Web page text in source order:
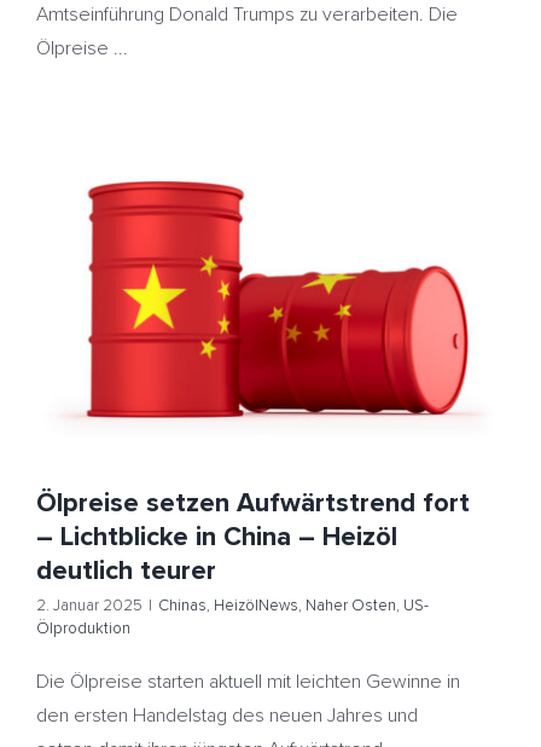
Amtseinführung Donald Trumps zu verarbeiten. Die
Ölpreise ...
Ölpreise setzen Aufwärtstrend fort – Lichtblicke in
China – Heizöl deutlich teurer
Chinas HeizölNews Naher Osten US-Ölproduktion
Ölpreise setzen Aufwärtstrend fort
– Lichtblicke in China – Heizöl
deutlich teurer
2. Januar 2025 | Chinas, HeizölNews, Naher Osten, US-
Ölproduktion
Die Ölpreise starten aktuell mit leichten Gewinne in
den ersten Handelstag des neuen Jahres und